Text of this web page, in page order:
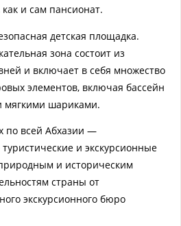
и сам пансионат.
детская площадка.
зона состоит из
и включает в себя множество
элементов, включая бассейн
мягкими шариками.
по всей Абхазии —
и экскурсионные
и историческим
страны от
экскурсионного бюро